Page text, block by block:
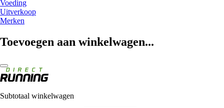
Voeding
Uitverkoop
Merken
Toevoegen aan winkelwagen...
Subtotaal winkelwagen